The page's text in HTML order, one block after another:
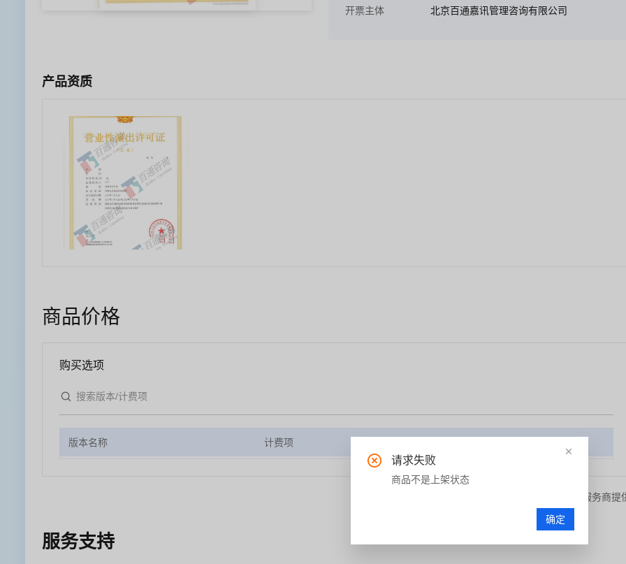
开票主体 北京百通嘉讯管理咨询有限公司
产品资质
商品价格
购买选项
版本名称 计费项
本页面内容由服务商提
服务支持
请求失败
商品不是上架状态
确定